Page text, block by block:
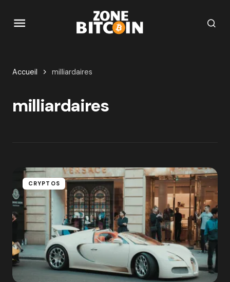
Accueil milliardaires
milliardaires
CRYPTOS